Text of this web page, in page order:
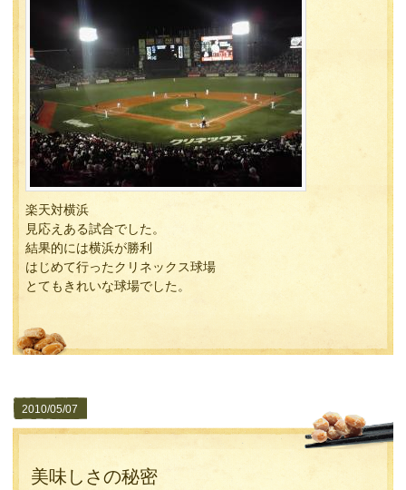
楽天対横浜
見応えある試合でした。
結果的には横浜が勝利
はじめて行ったクリネックス球場
とてもきれいな球場でした。
2010/05/07
美味しさの秘密